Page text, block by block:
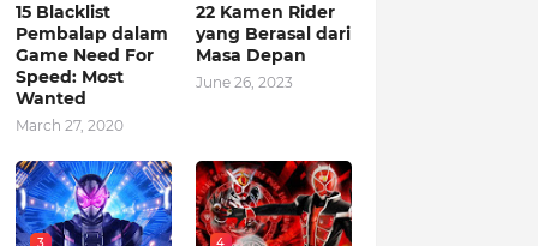
15 Blacklist
Pembalap dalam
Game Need For
Speed: Most
Wanted
March 27, 2020
22 Kamen Rider
yang Berasal dari
Masa Depan
June 26, 2023